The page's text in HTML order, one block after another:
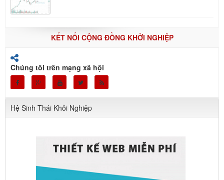
KẾT NỐI CỘNG ĐỒNG KHỞI NGHIỆP
Chúng tôi trên mạng xã hội
Hệ Sinh Thái Khỏi Nghiệp